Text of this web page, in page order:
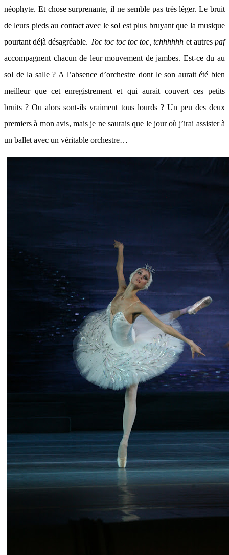
néophyte. Et chose surprenante, il ne semble pas très léger. Le bruit
de leurs pieds au contact avec le sol est plus bruyant que la musique
pourtant déjà désagréable. Toc toc toc toc toc, tchhhhhh et autrespaf
accompagnent chacun de leur mouvement de jambes. Est-ce du au
sol de la salle ? A l’absence d’orchestre dont le son aurait été bien
meilleur que cet enregistrement et qui aurait couvert ces petits
bruits ? Ou alors sont-ils vraiment tous lourds ? Un peu des deux
premiers à mon avis, mais je ne saurais que le jour où j’irai assister à
un ballet avec un véritable orchestre…